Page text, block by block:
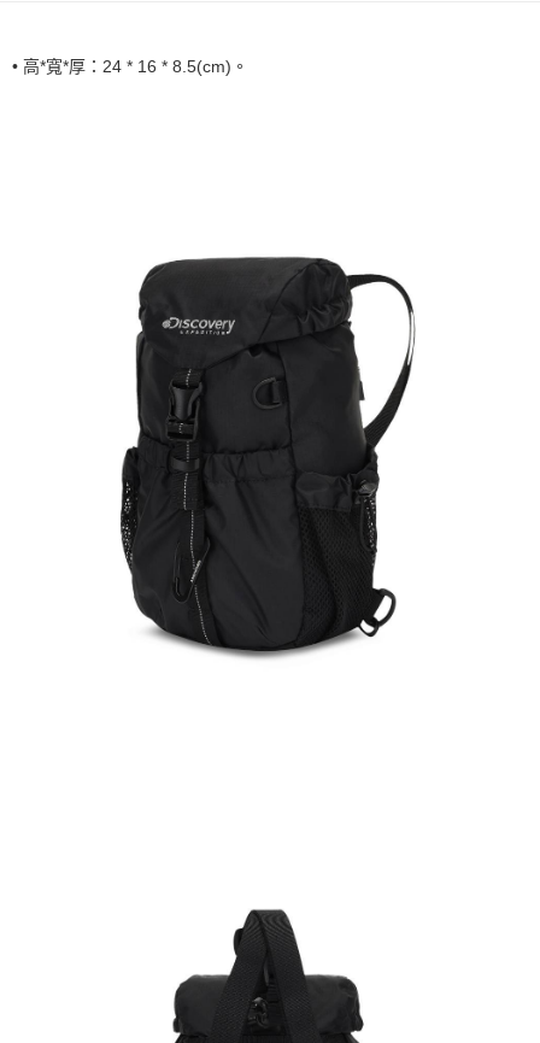
7-11取貨<未取貨列黑名單/不支援離島取退>
• 高*寬*厚：24 * 16 * 8.5(cm)。